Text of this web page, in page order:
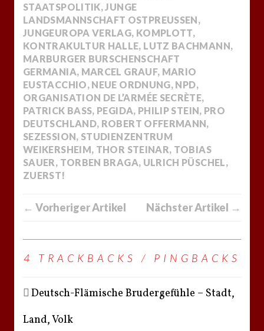
STAATSPOLITIK,JUNGE
LANDSMANNSCHAFT OSTPREUSSEN
,
JUNGEUROPA VERLAG, KOMPLOTT,
KONTRAKULTUR HALLE, LUTZ BACHMANN,
MARBURGER BURSCHENSCHAFT
GERMANIA, MARCEL GRAUF, MARIO
EUSTACCHIO, NEUE ORDNUNG, NPD,
ORGANISATION DE L’ARMÉE SECRÈTE,
PATRICK BASS, PEGIDA, PHILIP STEIN, PRO
DEUTSCHLAND, ROBERT OFFERMANN,
SEZESSION, STUDIENZENTRUM
WEIKERSHEIM, THOR STEINAR, TOBIAS
SAUER, TORBEN BRAGA, ULRICH PÜSCHEL,
ZUERST!
← Vorheriger Artikel Nächster Artikel →
4 TRACKBACKS / PINGBACKS
Deutsch-Flämische Brudergefühle – Stadt,
Land, Volk